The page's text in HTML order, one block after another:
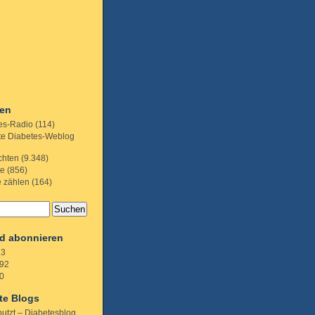
Radio (114)
Diabetes-Weblog
(9.348)
(856)
zählen (164)
abonnieren
Blogs
– Diabetesblog